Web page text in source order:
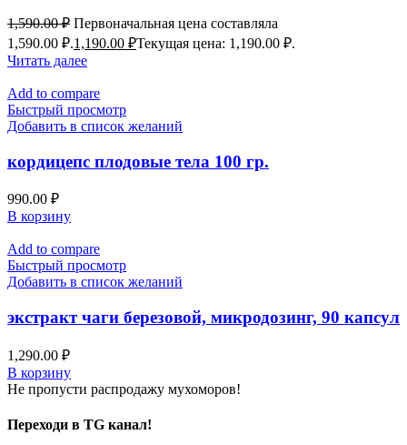
1,590.00₽ Первоначальная цена составляла
1,590.00 ₽.1,190.00 ₽Текущая цена: 1,190.00 ₽.
Читать далее
Add to compare
Быстрый просмотр
Добавить в список желаний
кордицепс плодовые тела 100 гр.
990.00 ₽
В корзину
Add to compare
Быстрый просмотр
Добавить в список желаний
экстракт чаги березовой, микродозинг, 90 капсул
1,290.00 ₽
В корзину
Не пропусти распродажу мухоморов!
Переходи в TG канал!